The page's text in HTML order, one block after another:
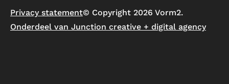
Privacy statement© Copyright 2026 Vorm2.
Onderdeel van Junction creative + digital agency